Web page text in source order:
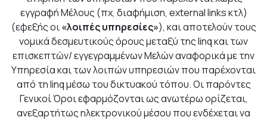
εγγραφή Μέλους (πχ, διαφήμιση, external links κτλ)
(εφεξής οι«λοιπές υπηρεσίες»), και αποτελούν τους
νομικά δεσμευτικούς όρους μεταξύ της linq και των
επισκεπτών/ εγγεγραμμένων Μελών αναφορικά με την
Υπηρεσία και των λοιπών υπηρεσιών που παρέχονται
από τη linq μέσω του δικτυακού τόπου. Οι παρόντες
Γενικοί Όροι εφαρμόζονται ως ανωτέρω ορίζεται,
ανεξαρτήτως ηλεκτρονικού μέσου που ενδέχεται να